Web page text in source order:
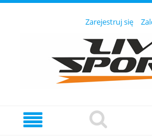
Zarejestruj się